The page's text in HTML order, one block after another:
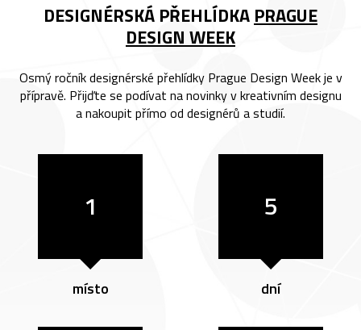
DESIGNÉRSKÁ PŘEHLÍDKA PRAGUE
DESIGN WEEK
Osmý ročník designérské přehlídky Prague Design Week je v
přípravě. Přijďte se podívat na novinky v kreativním designu
a nakoupit přímo od designérů a studií.
1
místo
5
dní